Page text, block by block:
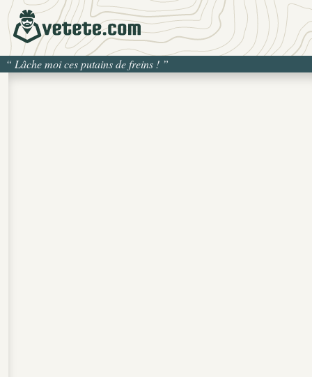
“ Lâche moi ces putains de freins ! ”